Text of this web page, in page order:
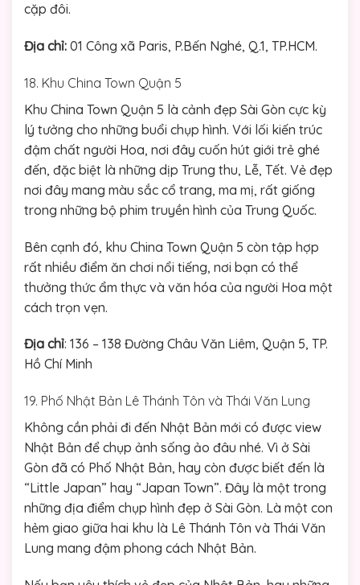
cặp đôi.
Địa chỉ: 01 Công xã Paris, P.Bến Nghé, Q.1, TP.HCM.
18. Khu China Town Quận 5
Khu China Town Quận 5 là cảnh đẹp Sài Gòn cực kỳ
lý tưởng cho những buổi chụp hình. Với lối kiến trúc
đậm chất người Hoa, nơi đây cuốn hút giới trẻ ghé
đến, đặc biệt là những dịp Trung thu, Lễ, Tết. Vẻ đẹp
nơi đây mang màu sắc cổ trang, ma mị, rất giống
trong những bộ phim truyền hình của Trung Quốc.
Bên cạnh đó, khu China Town Quận 5 còn tập hợp
rất nhiều điểm ăn chơi nổi tiếng, nơi bạn có thể
thưởng thức ẩm thực và văn hóa của người Hoa một
cách trọn vẹn.
Địa chỉ: 136 – 138 Đường Châu Văn Liêm, Quận 5, TP.
Hồ Chí Minh
19. Phố Nhật Bản Lê Thánh Tôn và Thái Văn Lung
Không cần phải đi đến Nhật Bản mới có được view
Nhật Bản để chụp ảnh sống ảo đâu nhé. Vì ở Sài
Gòn đã có Phố Nhật Bản, hay còn được biết đến là
“Little Japan” hay “Japan Town”. Đây là một trong
những địa điểm chụp hình đẹp ở Sài Gòn. Là một con
hẻm giao giữa hai khu là Lê Thánh Tôn và Thái Văn
Lung mang đậm phong cách Nhật Bản.